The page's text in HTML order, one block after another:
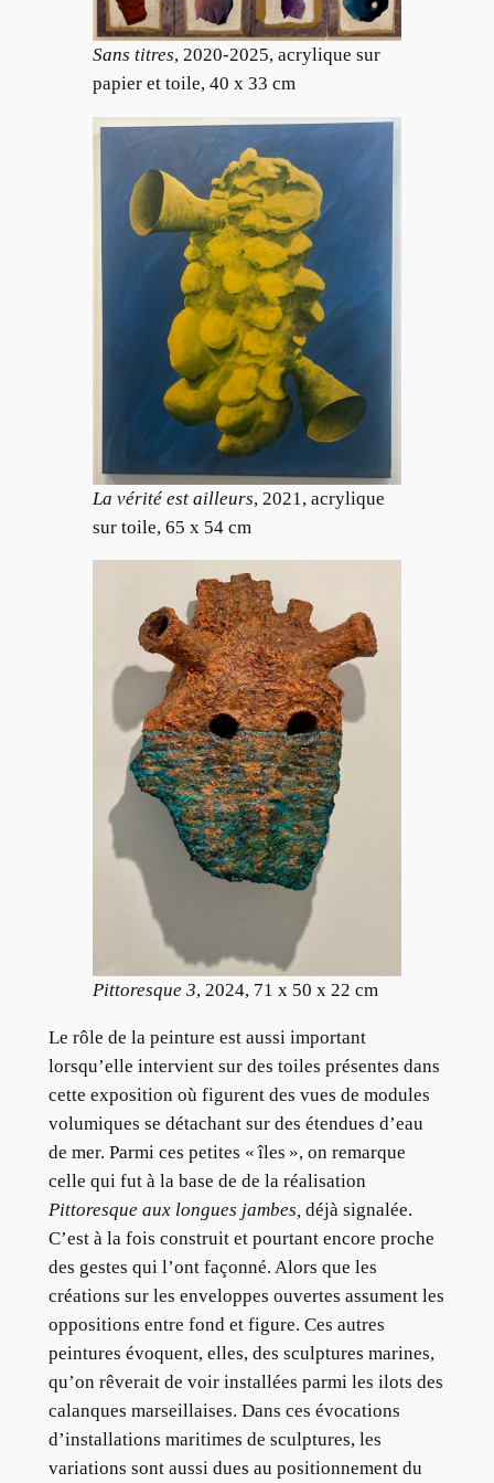
Sans titres, 2020-2025, acrylique sur
papier et toile, 40 x 33 cm
La vérité est ailleurs, 2021, acrylique
sur toile, 65 x 54 cm
Pittoresque 3, 2024, 71 x 50 x 22 cm
Le rôle de la peinture est aussi important
lorsqu’elle intervient sur des toiles présentes dans
cette exposition où figurent des vues de modules
volumiques se détachant sur des étendues d’eau
de mer. Parmi ces petites « îles », on remarque
celle qui fut à la base de de la réalisation
Pittoresque aux longues jambes, déjà signalée.
C’est à la fois construit et pourtant encore proche
des gestes qui l’ont façonné. Alors que les
créations sur les enveloppes ouvertes assument les
oppositions entre fond et figure. Ces autres
peintures évoquent, elles, des sculptures marines,
qu’on rêverait de voir installées parmi les ilots des
calanques marseillaises. Dans ces évocations
d’installations maritimes de sculptures, les
variations sont aussi dues au positionnement du